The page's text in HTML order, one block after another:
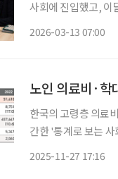
사회에 진입했고, 이
2026-03-13 07:00
노인 의료비·학
한국의 고령층 의료
간한 '통계로 보는
2025-11-27 17:16